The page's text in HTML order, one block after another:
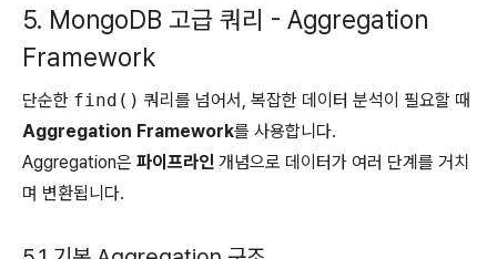
5. MongoDB 고급 쿼리 - Aggregation
Framework
단순한 find() 쿼리를 넘어서, 복잡한 데이터 분석이 필요할 때
Aggregation Framework를 사용합니다.
Aggregation은 파이프라인 개념으로 데이터가 여러 단계를 거치
며 변환됩니다.